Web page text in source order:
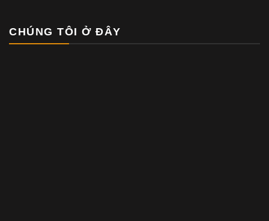
CHÚNG TÔI Ở ĐÂY